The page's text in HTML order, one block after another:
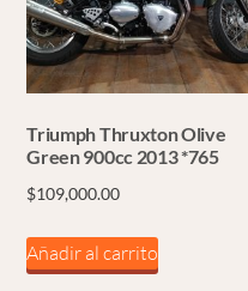
Triumph Thruxton Olive
Green 900cc 2013 *765
$109,000.00
Añadir al carrito